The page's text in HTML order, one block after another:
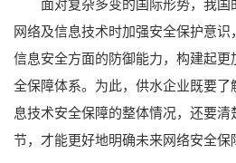
面对复杂多变的国际形势，我国
网络及信息技术时加强安全保护意
信息安全方面的防御能力，构建起更
全保障体系。为此，供水企业既要
息技术安全保障的整体情况，还要
节，才能更好地明确未来网络安全保